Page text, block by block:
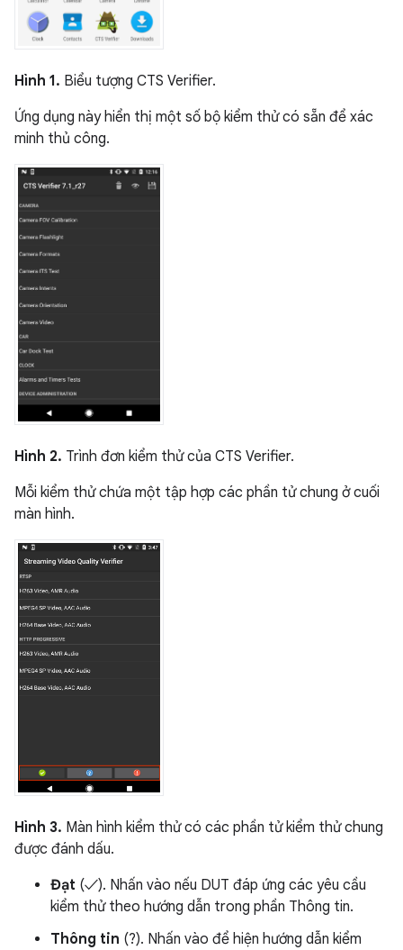
Hình 1. Biểu tượng CTS Verifier.
Ứng dụng này hiển thị một số bộ kiểm thử có sẵn để xác
minh thủ công.
Hình 2. Trình đơn kiểm thử của CTS Verifier.
Mỗi kiểm thử chứa một tập hợp các phần tử chung ở cuối
màn hình.
Hình 3. Màn hình kiểm thử có các phần tử kiểm thử chung
được đánh dấu.
Đạt (✓). Nhấn vào nếu DUT đáp ứng các yêu cầu
kiểm thử theo hướng dẫn trong phần Thông tin.
Thông tin (?). Nhấn vào để hiện hướng dẫn kiểm